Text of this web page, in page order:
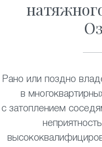
Рано или поздно
в
с затоплением